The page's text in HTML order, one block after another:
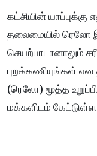
கட்சியின்
தலைமையில் ரெலோ
செயற்பாடானாலும்
புறக்கணியுங்கள்
(ரெலோ) மூத்த
மக்களிடம்